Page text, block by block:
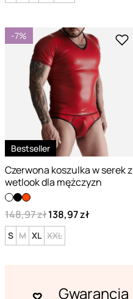
-7%
Bestseller
Czerwona koszulka w serek z
wetlook dla mężczyzn
148,97 zł138,97 zł
S M XL XXL
Gwarancja